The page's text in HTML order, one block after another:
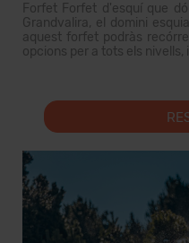
Forfet Forfet d'esquí que
Grandvalira, el domini
aquest forfet podràs
opcions per a tots els nivells,